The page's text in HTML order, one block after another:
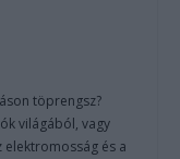
töprengsz?
világából, vagy
és a